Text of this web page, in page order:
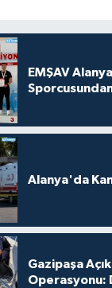
EMŞAV
Alanya'da
Gazipaşa
Operasyonu: